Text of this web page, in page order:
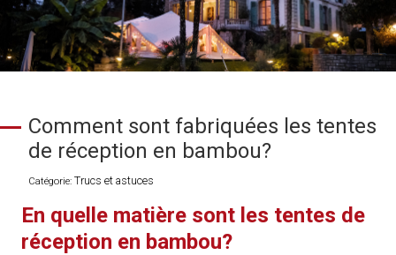
Comment sont fabriquées les tentes
de réception en bambou?
Catégorie: Trucs et astuces
En quelle matière sont les tentes de
réception en bambou?